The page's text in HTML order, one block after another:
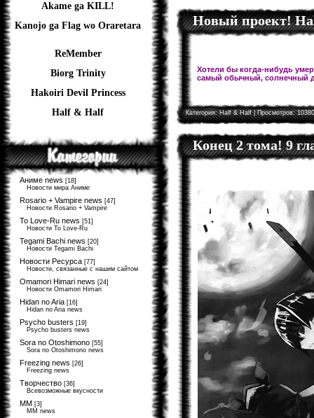
Akame ga KILL!
Kanojo ga Flag wo Oraretara
ReMember
Biorg Trinity
Hakoiri Devil Princess
Half & Half
Аниме news [18]
Новости мира Аниме
Rosario + Vampire news [47]
Новости Rosario + Vampire
To Love-Ru news [51]
Новости To Love-Ru
Tegami Bachi news [20]
Новости Tegami Bachi
Новости Ресурса [77]
Новости, связанные с нашим сайтом
Omamori Himari news [24]
Новости Omamori Himari
Hidan no Aria [16]
Hidan no Aria news
Psycho busters [19]
Psycho busters news
Sora no Otoshimono [55]
Sora no Otoshimono news
Freezing news [26]
Freezing news
Творчество [36]
Всевозможные вкусности
MM [3]
MM news
Новый проект!
Хотели бы когда-нибудь
самый обычный, солнечный
Категория:Half & Half| Просмотров:
Конец 2 тома! 9